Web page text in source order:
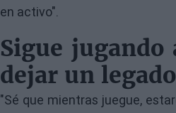
en activo".
Sigue
dejar un legado
"Sé que mientras juegue,